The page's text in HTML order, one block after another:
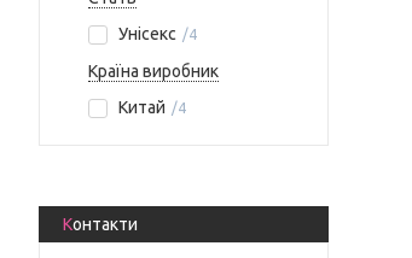
Унісекс
4
Країна виробник
Китай
4
Контакти